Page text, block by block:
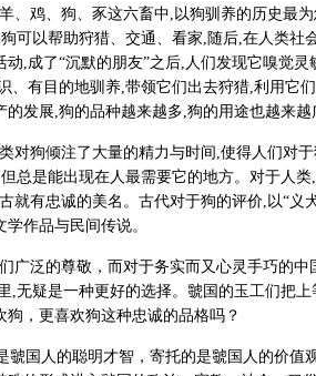
鸡、狗、豕这六畜中,以狗驯养的历史最
可以帮助狩猎、交通、看家,随后,在人类社
,成了“沉默的朋友”之后,人们发现它嗅觉
、有目的地驯养,带领它们出去狩猎,利用它
发展,狗的品种越来越多,狗的用途也越来越
狗倾注了大量的精力与时间,使得人们对
总是能出现在人最需要它的地方。对于人
就有忠诚的美名。古代对于狗的评价,以“义
作品与民间传说。
泛的尊敬，而对于务实而又心灵手巧的中
疑是一种更好的选择。虢国的玉工们把上
，更喜欢狗这种忠诚的品格吗？
国人的聪明才智，寄托的是虢国人的价值